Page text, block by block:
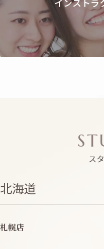
インストラ
ス
北海道
札幌店